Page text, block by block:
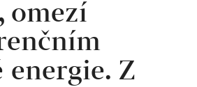
omezí
Z